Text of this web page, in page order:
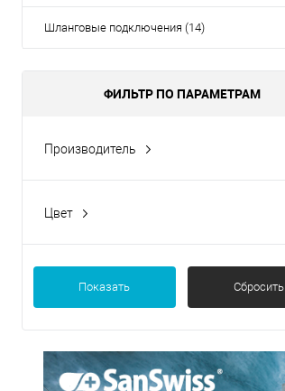
Шланговые подключения (14)
ФИЛЬТР ПО ПАРАМЕТРАМ
Производитель
Цвет
Показать Сбросить